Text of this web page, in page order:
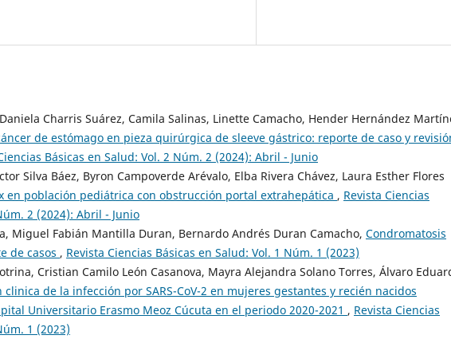
Charris Suárez, Camila Salinas, Linette Camacho, Hender Hernández
de estómago en pieza quirúrgica de sleeve gástrico: reporte de caso y
Básicas en Salud: Vol. 2 Núm. 2 (2024): Abril - Junio
Silva Báez, Byron Campoverde Arévalo, Elba Rivera Chávez, Laura Esther Flores
en población pediátrica con obstrucción portal extrahepática , Revista Ciencias
2 (2024): Abril - Junio
Miguel Fabián Mantilla Duran, Bernardo Andrés Duran Camacho, Condromatosis
de casos , Revista Ciencias Básicas en Salud: Vol. 1 Núm. 1 (2023)
Cristian Camilo León Casanova, Mayra Alejandra Solano Torres, Álvaro
clinica de la infección por SARS-CoV-2 en mujeres gestantes y recién nacidos
Universitario Erasmo Meoz Cúcuta en el periodo 2020-2021 , Revista Ciencias
1 (2023)